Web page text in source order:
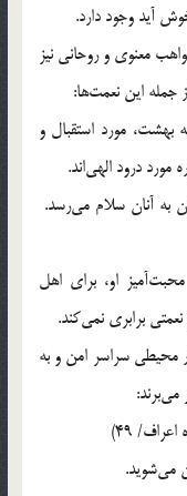
آيد وجود دارد.
معنوي و روحاني نيز
جمله اين نعمت‌ها:
بهشت، مورد استقبال و
درود الهي‌اند.
به آنان سلام مي‌رسد.
او، براي اهل
برابري نمي‌كند.
محيطي سراسر امن و به
49)
مي‌شويد.